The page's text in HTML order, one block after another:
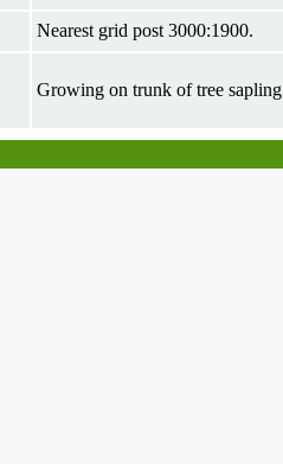
Nearest grid post 3000:1900.
Growing on trunk of tree